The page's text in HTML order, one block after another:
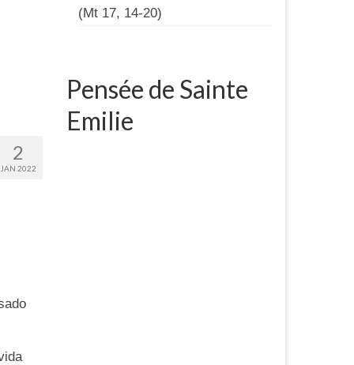
2
JAN 2022
(Mt 17, 14-20)
Pensée de Sainte
Emilie